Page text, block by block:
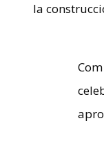
la